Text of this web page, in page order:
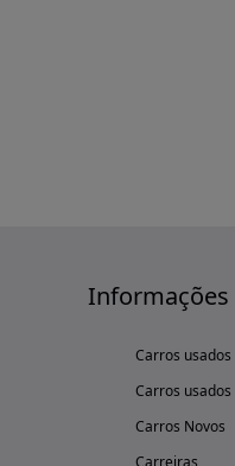
Informações
Carros
Carros
Carros Novos
Carreiras